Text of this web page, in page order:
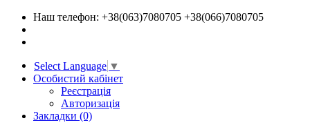
Наш телефон: +38(063)7080705 +38(066)7080705
Select Language ▼
Особистий кабінет
Реєстрація
Авторизація
Закладки (0)